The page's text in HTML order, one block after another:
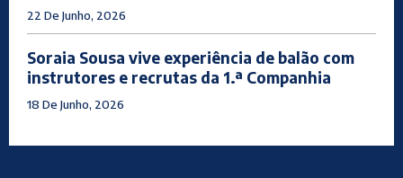
22 De Junho, 2026
Soraia Sousa vive experiência de balão com
instrutores e recrutas da 1.ª Companhia
18 De Junho, 2026